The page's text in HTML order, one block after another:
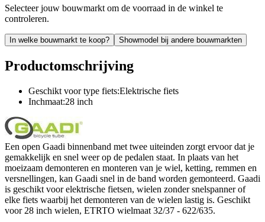
Selecteer jouw bouwmarkt om de voorraad in de winkel te
controleren.
In welke bouwmarkt te koop? Showmodel bij andere bouwmarkten
Productomschrijving
Geschikt voor type fiets:Elektrische fiets
Inchmaat:28 inch
Een open Gaadi binnenband met twee uiteinden zorgt ervoor dat je
gemakkelijk en snel weer op de pedalen staat. In plaats van het
moeizaam demonteren en monteren van je wiel, ketting, remmen en
versnellingen, kan Gaadi snel in de band worden gemonteerd. Gaadi
is geschikt voor elektrische fietsen, wielen zonder snelspanner of
elke fiets waarbij het demonteren van de wielen lastig is. Geschikt
voor 28 inch wielen, ETRTO wielmaat 32/37 - 622/635.